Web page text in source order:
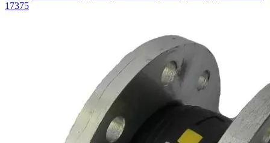
17375